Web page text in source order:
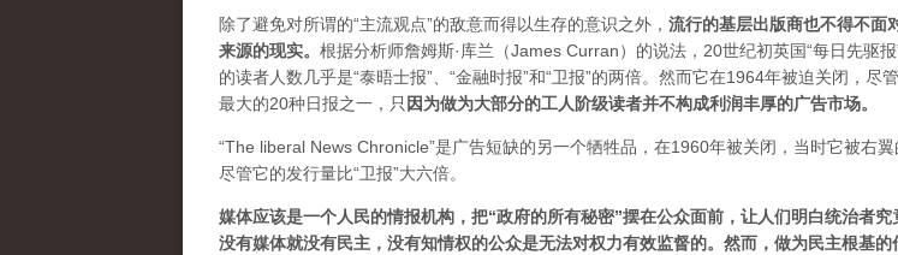
除了避免对所谓的“主流观点”的敌意而得以生存的意识之外， 流行的基层出版商也不得不面
来源的现实。 根据分析师詹姆斯·库兰（James Curran）的说法，20世纪初英国“每日先驱报
的读者人数几乎是“泰晤士报”、“金融时报”和“卫报”的两倍。然而它在1964年被迫关闭，尽
最大的20种日报之一， 只 因为做为大部分的工人阶级读者并不构成利润丰厚的广告市场。
“The liberal News Chronicle”是广告短缺的另一个牺牲品，在1960年被关闭，当时它被右翼
尽管它的发行量比“卫报”大六倍。
媒体应该是一个人民的情报机构，把“政府的所有秘密”摆在公众面前，让人们明白统治者究
没有媒体就没有民主，没有知情权的公众是无法对权力有效监督的。然而，做为民主根基的